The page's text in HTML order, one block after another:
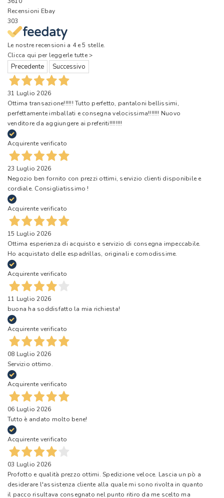
Recensioni Ebay
303
Le nostre recensioni a 4 e 5 stelle.
Clicca qui per leggerle tutte >
Precedente Successivo
31 Luglio 2026
Ottima transazione!!!!!! Tutto perfetto, pantaloni bellissimi,
perfettamente imballati e consegna velocissima!!!!!!! Nuovo
venditore da aggiungere ai preferiti!!!!!!!!
Acquirente verificato
23 Luglio 2026
Negozio ben fornito con prezzi ottimi, servizio clienti disponibile e
cordiale. Consigliatissimo !
Acquirente verificato
15 Luglio 2026
Ottima esperienza di acquisto e servizio di consegna impeccabile.
Ho acquistato delle espadrillas, originali e comodissime.
Acquirente verificato
11 Luglio 2026
buona ha soddisfatto la mia richiesta!
Acquirente verificato
08 Luglio 2026
Servizio ottimo.
Acquirente verificato
06 Luglio 2026
Tutto è andato molto bene!
Acquirente verificato
03 Luglio 2026
Profotto e qualità prezzo ottimi. Spedizione veloce. Lascia un pò a
desiderare l'assistenza cliente alla quale mi sono rivolta in quanto
il pacco risultava consegnato nel punto ritiro da me scelto ma